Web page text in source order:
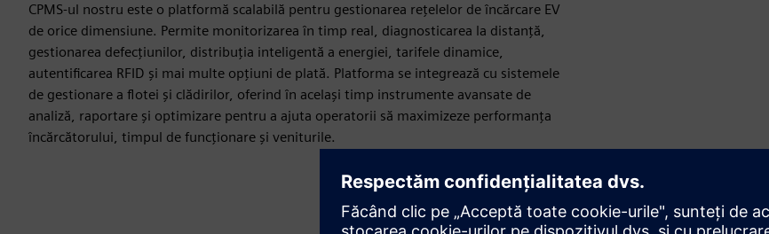
CPMS-ul nostru este o platformă scalabilă pentru gestionarea rețelelor de încărcare EV
de orice dimensiune. Permite monitorizarea în timp real, diagnosticarea la distanță,
gestionarea defecțiunilor, distribuția inteligentă a energiei, tarifele dinamice,
autentificarea RFID și mai multe opțiuni de plată. Platforma se integrează cu sistemele
de gestionare a flotei și clădirilor, oferind în același timp instrumente avansate de
analiză, raportare și optimizare pentru a ajuta operatorii să maximizeze performanța
încărcătorului, timpul de funcționare și veniturile.